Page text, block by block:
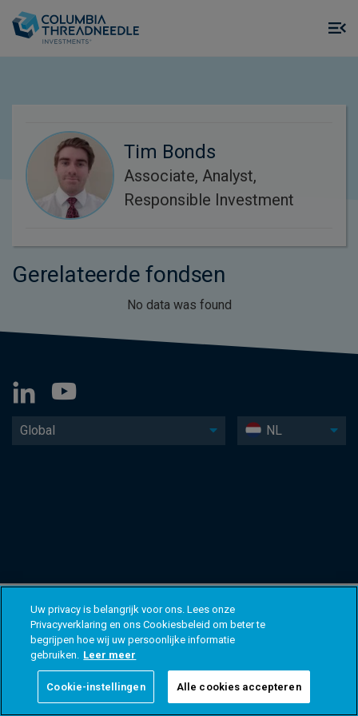
Tim Bonds
Associate, Analyst,
Responsible Investment
Gerelateerde fondsen
No data was found
Global NL
Uw privacy is belangrijk voor ons. Lees onze
Privacyverklaring en ons Cookiesbeleid om beter te
begrijpen hoe wij uw persoonlijke informatie
gebruiken. Leer meer
Cookie-instellingen Alle cookies accepteren